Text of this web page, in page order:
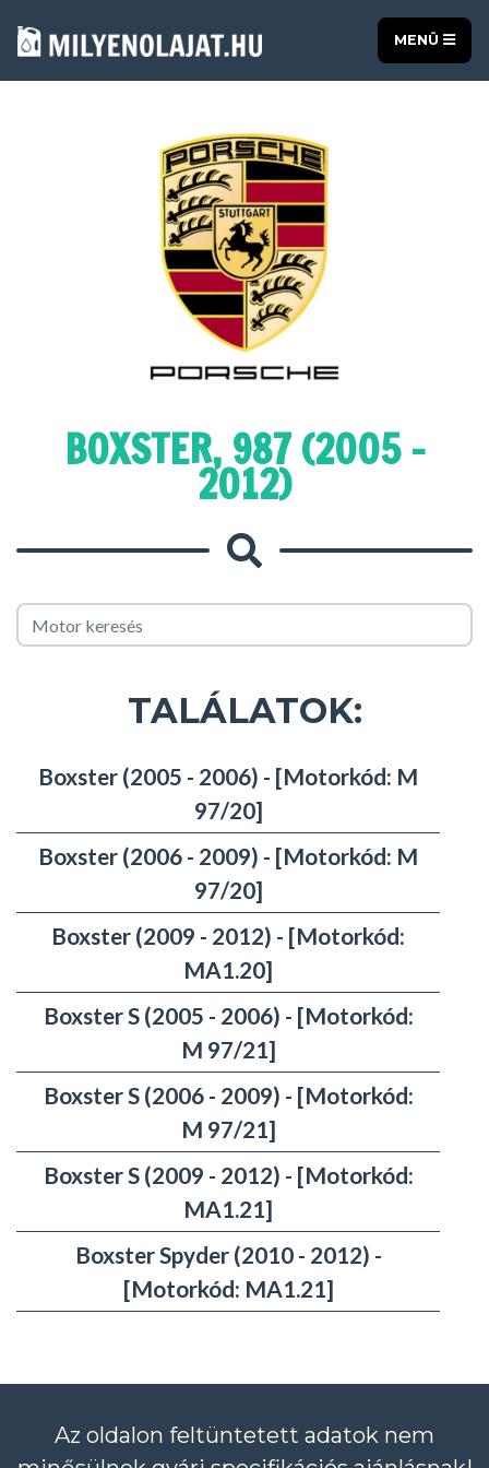
MENÜ
BOXSTER, 987 (2005 -
2012)
TALÁLATOK:
Boxster (2005 - 2006) - [Motorkód: M
97/20]
Boxster (2006 - 2009) - [Motorkód: M
97/20]
Boxster (2009 - 2012) - [Motorkód:
MA1.20]
Boxster S (2005 - 2006) - [Motorkód:
M 97/21]
Boxster S (2006 - 2009) - [Motorkód:
M 97/21]
Boxster S (2009 - 2012) - [Motorkód:
MA1.21]
Boxster Spyder (2010 - 2012) -
[Motorkód: MA1.21]
Az oldalon feltüntetett adatok nem